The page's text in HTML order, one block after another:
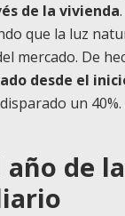
de la vivienda
que la luz
mercado. De
desde el
un 40%.
año de